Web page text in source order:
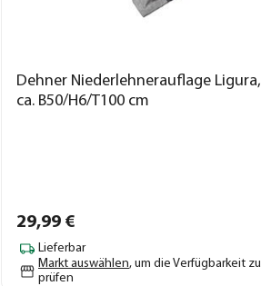
Dehner Niederlehnerauflage Ligura,
ca. B50/H6/T100 cm
29,99 €
Lieferbar
Markt auswählen, um die Verfügbarkeit zu
prüfen